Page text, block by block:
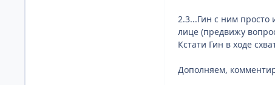
2.3...Гин с ним просто
лице (предвижу
Кстати Гин в ходе
Дополняем,